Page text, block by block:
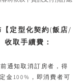
定型化契約(飯店/
取手續費：
通知取消訂房者，得
100%，即消費者可